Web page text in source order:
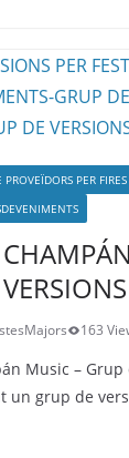
PROVEÏDORS PER
163
Music –
un grup de